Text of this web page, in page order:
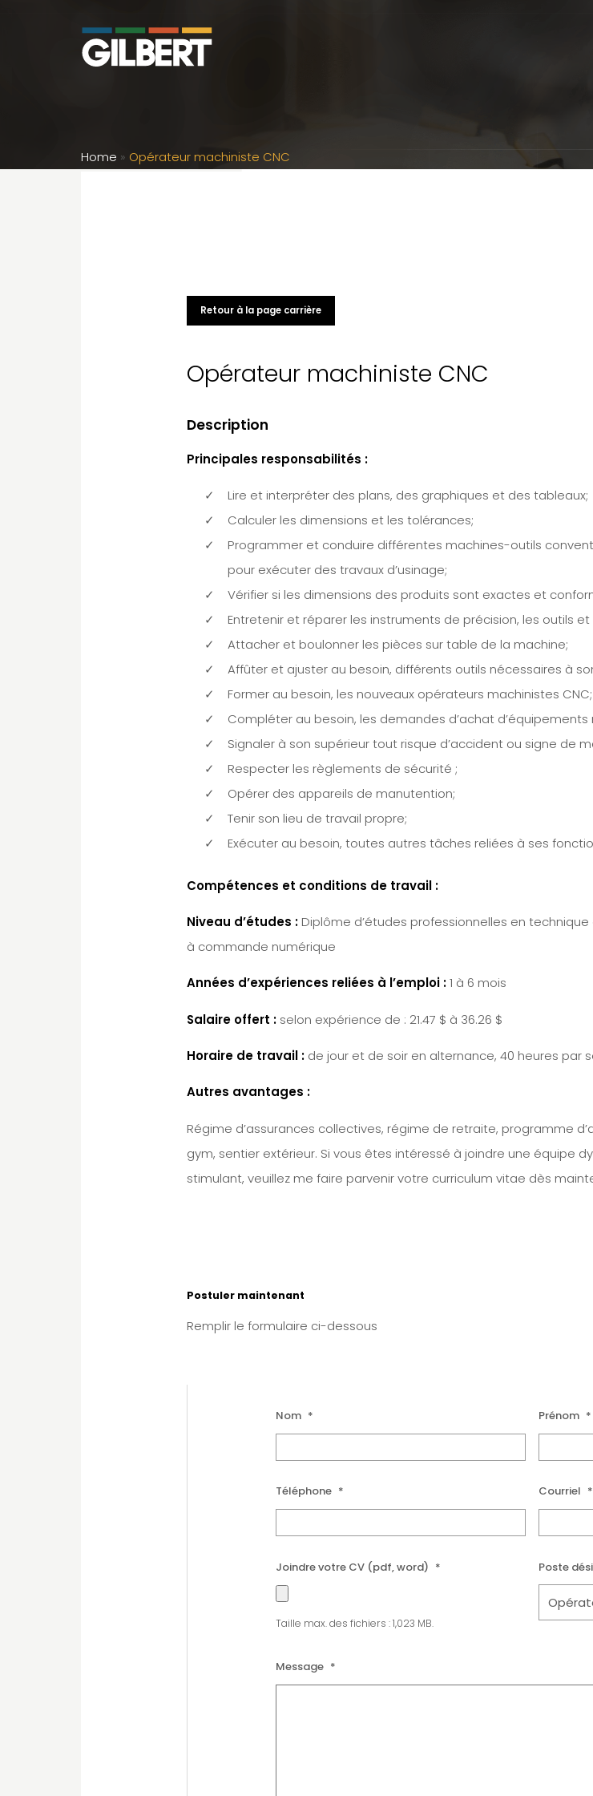
Home » Opérateur machiniste CNC
Retour à la page carrière
Opérateur machiniste CNC
Description
Principales responsabilités :
Lire et interpréter des plans, des graphiques et des tableaux;
Calculer les dimensions et les tolérances;
Programmer et conduire différentes machines-outils
pour exécuter des travaux d’usinage;
Vérifier si les dimensions des produits sont exactes et
Entretenir et réparer les instruments de précision, les outils
Attacher et boulonner les pièces sur table de la machine;
Affûter et ajuster au besoin, différents outils nécessaires à
Former au besoin, les nouveaux opérateurs machinistes CNC;
Compléter au besoin, les demandes d’achat
Signaler à son supérieur tout risque d’accident ou signe de
Respecter les règlements de sécurité ;
Opérer des appareils de manutention;
Tenir son lieu de travail propre;
Exécuter au besoin, toutes autres tâches reliées à ses
Compétences et conditions de travail :
Niveau d’études : Diplôme d’études professionnelles en
à commande numérique
Années d’expériences reliées à l’emploi :1 à 6 mois
Salaire offert : selon expérience de : 21.47 $ à 36.26 $
Horaire de travail : de jour et de soir en alternance, 40 heures par
Autres avantages :
Régime d’assurances collectives, régime de retraite, programme
gym, sentier extérieur. Si vous êtes intéressé à joindre une équipe
stimulant, veuillez me faire parvenir votre curriculum vitae dès
Postuler maintenant
Remplir le formulaire ci-dessous
Nom * Prénom *
Téléphone * Courriel *
Joindre votre CV (pdf, word) *
Taille max. des fichiers : 1,023 MB.
Poste
Message *